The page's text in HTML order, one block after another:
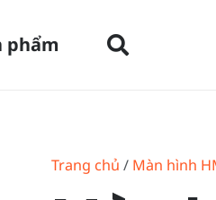
phẩm
Trang chủ / Màn hình